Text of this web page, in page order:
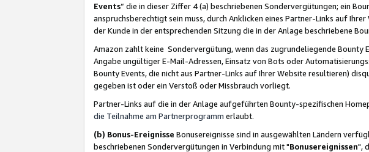
Events“ die in dieser Ziffer 4 (a) beschriebenen Sondervergütungen; ein
anspruchsberechtigt sein muss, durch Anklicken eines Partner-Links auf
der Kunde in der entsprechenden Sitzung die in der Anlage beschriebene
Amazon zahlt keine Sondervergütung, wenn das zugrundeliegende Bounty
Angabe ungültiger E-Mail-Adressen, Einsatz von Bots oder
Bounty Events, die nicht aus Partner-Links auf Ihrer Website resultieren)
gegeben ist oder ein Verstoß oder Missbrauch vorliegt.
Partner-Links auf die in der Anlage aufgeführten Bounty-spezifischen
die Teilnahme am Partnerprogramm erlaubt.
(b) Bonus-Ereignisse Bonusereignisse sind in ausgewählten Ländern
beschriebenen Sondervergütungen in Verbindung mit "Bonusereignissen",